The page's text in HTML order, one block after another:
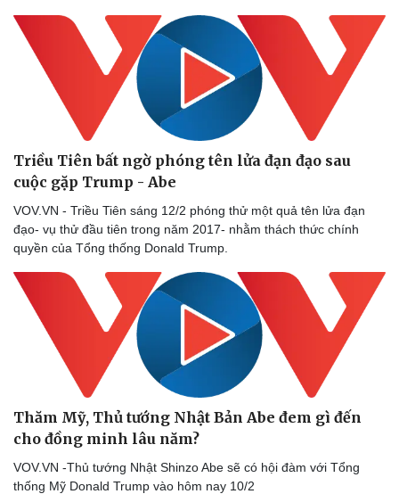
Thế giới thể thao
eSports
Hậu trường
Tư vấn
Triều Tiên bất ngờ phóng tên lửa đạn đạo sau
cuộc gặp Trump - Abe
VOV.VN - Triều Tiên sáng 12/2 phóng thử một quả tên lửa đạn
đạo- vụ thử đầu tiên trong năm 2017- nhằm thách thức chính
quyền của Tổng thống Donald Trump.
Thăm Mỹ, Thủ tướng Nhật Bản Abe đem gì đến
cho đồng minh lâu năm?
VOV.VN -Thủ tướng Nhật Shinzo Abe sẽ có hội đàm với Tổng
thống Mỹ Donald Trump vào hôm nay 10/2